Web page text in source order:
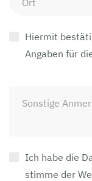
Hiermit
Angaben für
Ich habe die
stimme der